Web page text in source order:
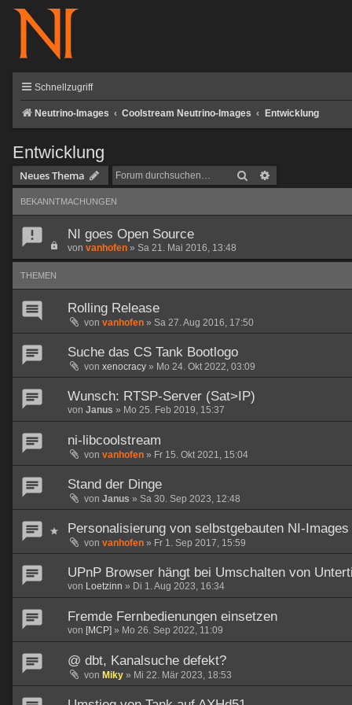
Schnellzugriff
Neutrino-Images Coolstream Neutrino-Images Entwicklung
Entwicklung
Neues Thema Suche
BEKANNTMACHUNGEN
NI goes Open Source
von vanhofen » Sa 21. Mai 2016, 13:48
THEMEN
Rolling Release
von vanhofen » Sa 27. Aug 2016, 17:50
Suche das CS Tank Bootlogo
von xenocracy » Mo 24. Okt 2022, 03:09
Wunsch: RTSP-Server (Sat>IP)
von Janus » Mo 25. Feb 2019, 15:37
ni-libcoolstream
von vanhofen » Fr 15. Okt 2021, 15:04
Stand der Dinge
von Janus » Sa 30. Sep 2023, 12:48
Personalisierung von selbstgebauten NI-Images
von vanhofen » Fr 1. Sep 2017, 15:59
UPnP Browser hängt bei Umschalten von
von Loetzinn » Di 1. Aug 2023, 16:34
Fremde Fernbedienungen einsetzen
von [MCP] » Mo 26. Sep 2022, 11:09
@ dbt, Kanalsuche defekt?
von Miky » Mi 22. Mär 2023, 18:53